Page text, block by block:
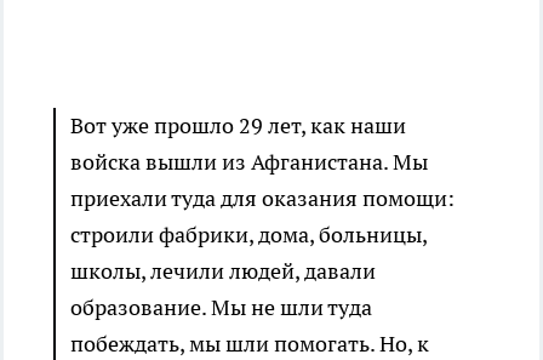
Вот уже прошло 29 лет, как наши
войска вышли из Афганистана. Мы
приехали туда для оказания помощи:
строили фабрики, дома, больницы,
школы, лечили людей, давали
образование. Мы не шли туда
побеждать, мы шли помогать. Но, к